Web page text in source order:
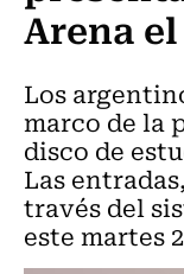
Arena
Los
marco de la
disco de
Las
través del
este martes